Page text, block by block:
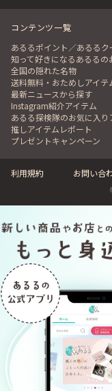
コンテンツ一覧
あるるポイント／あるるク
知って好きになるあるるの
全国の隠れた名物
送料無料・おためしアイテ
最新ニュースから探す
Instagram紹介アイテム
あるる探検隊のお気に入り
推しアイテムレポート
プレゼントキャンペーン
利用規約 お問い合